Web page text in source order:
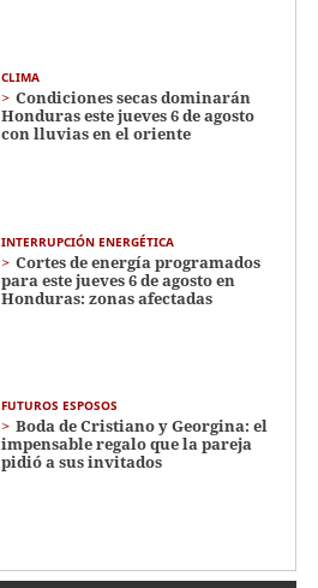
CLIMA
Condiciones secas dominarán
Honduras este jueves 6 de agosto
con lluvias en el oriente
INTERRUPCIÓN ENERGÉTICA
Cortes de energía programados
para este jueves 6 de agosto en
Honduras: zonas afectadas
FUTUROS ESPOSOS
Boda de Cristiano y Georgina: el
impensable regalo que la pareja
pidió a sus invitados